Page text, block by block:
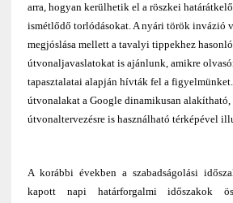
arra, hogyan kerülhetik el a röszkei
ismétlődő torlódásokat. A nyári török invázió
megjóslása mellett a tavalyi tippekhez
útvonaljavaslatokat is ajánlunk, amikre
tapasztalatai alapján hívták fel a figyelmünket.
útvonalakat a Google dinamikusan alakítható,
útvonaltervezésre is használható térképével
A korábbi években a szabadságolási
kapott napi határforgalmi időszakok